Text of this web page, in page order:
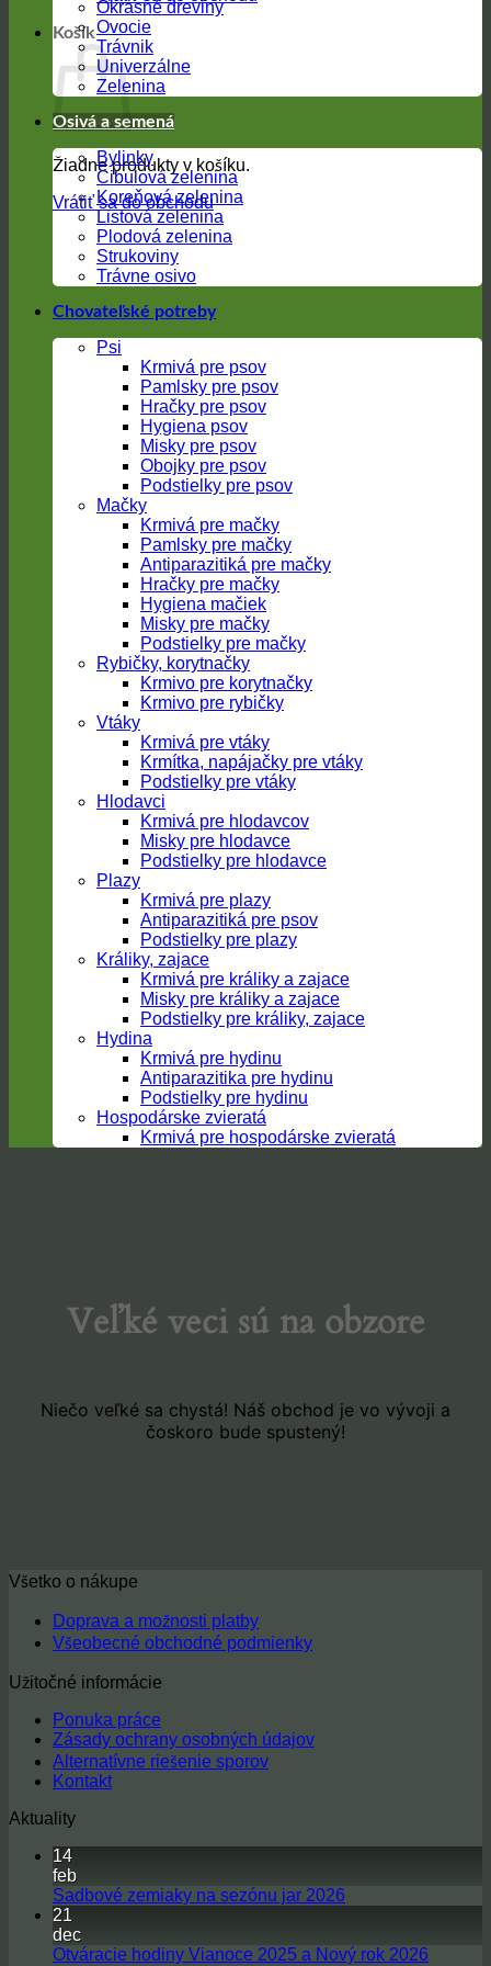
Košík
Žiadne produkty v košíku.
Vrátiť sa do obchodu
Okrasné dreviny
Ovocie
Trávnik
Univerzálne
Zelenina
Osivá a semená
Bylinky
Cibulová zelenina
Koreňová zelenina
Listová zelenina
Plodová zelenina
Strukoviny
Trávne osivo
Chovateľské potreby
Psi
Krmivá pre psov
Pamlsky pre psov
Hračky pre psov
Hygiena psov
Misky pre psov
Obojky pre psov
Podstielky pre psov
Mačky
Krmivá pre mačky
Pamlsky pre mačky
Antiparazitiká pre mačky
Hračky pre mačky
Hygiena mačiek
Misky pre mačky
Podstielky pre mačky
Rybičky, korytnačky
Krmivo pre korytnačky
Krmivo pre rybičky
Vtáky
Krmivá pre vtáky
Krmítka, napájačky pre vtáky
Podstielky pre vtáky
Hlodavci
Krmivá pre hlodavcov
Misky pre hlodavce
Podstielky pre hlodavce
Plazy
Krmivá pre plazy
Antiparazitiká pre psov
Podstielky pre plazy
Králiky, zajace
Krmivá pre králiky a zajace
Misky pre králiky a zajace
Podstielky pre králiky, zajace
Hydina
Krmivá pre hydinu
Antiparazitika pre hydinu
Podstielky pre hydinu
Hospodárske zvieratá
Krmivá pre hospodárske zvieratá
Veľké veci sú na obzore
Niečo veľké sa chystá! Náš obchod je vo vývoji a
čoskoro bude spustený!
Všetko o nákupe
Doprava a možnosti platby
Všeobecné obchodné podmienky
Užitočné informácie
Ponuka práce
Zásady ochrany osobných údajov
Alternatívne riešenie sporov
Kontakt
Aktuality
14
feb
Sadbové zemiaky na sezónu jar 2026Žiadne
Sadbové
21
dec
Otváracie hodiny Vianoce 2025 a Nový rok 2026Žiadne